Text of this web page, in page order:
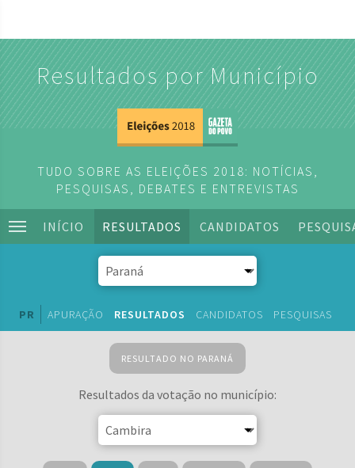
Resultados por Município
TUDO SOBRE AS ELEIÇÕES 2018: NOTÍCIAS,
PESQUISAS, DEBATES E ENTREVISTAS
INÍCIO RESULTADOS CANDIDATOS
PR APURAÇÃO RESULTADOS CANDIDATOS PESQUISAS
RESULTADO NO PARANÁ
Resultados da votação no município: